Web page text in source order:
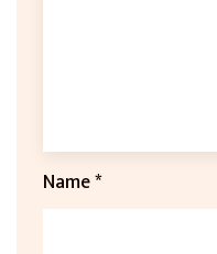
Name*